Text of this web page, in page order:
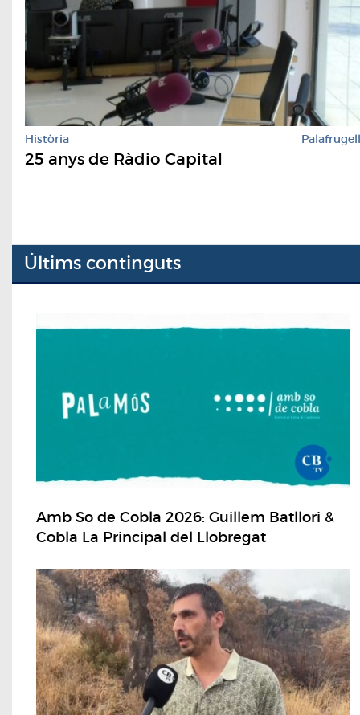
Història Palafrugell
25 anys de Ràdio Capital
Últims continguts
Amb So de Cobla 2026: Guillem Batllori &
Cobla La Principal del Llobregat